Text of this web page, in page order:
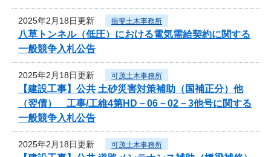
2025年2月18日更新 揖斐土木事務所
八草トンネル（低圧）における電気需給契約に関する
一般競争入札公告
2025年2月18日更新 可茂土木事務所
【建設工事】公共 土砂災害対策補助（国補正分）他
（翌債） 工事/工維4第HD－06－02－3他号に関する
一般競争入札公告
2025年2月18日更新 可茂土木事務所